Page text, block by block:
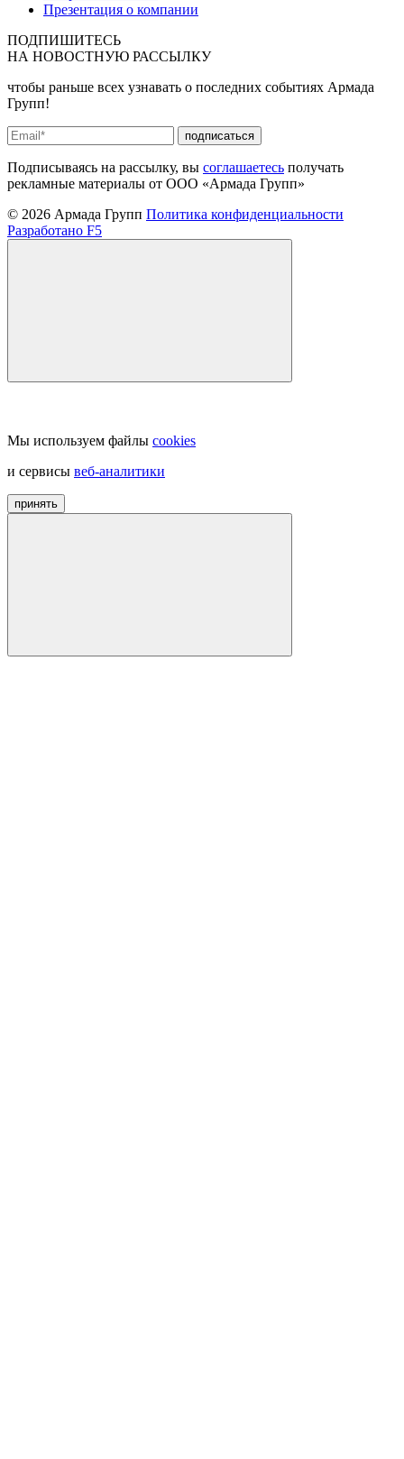
Презентация о компании
ПОДПИШИТЕСЬ
НА НОВОСТНУЮ РАССЫЛКУ
чтобы раньше всех узнавать о последних событиях Армада
Групп!
подписаться
Подписываясь на рассылку, вы соглашаетесь получать
рекламные материалы от ООО «Армада Групп»
© 2026 Армада Групп Политика конфиденциальности
Разработано F5
Мы используем файлы cookies
и сервисы веб-аналитики
принять